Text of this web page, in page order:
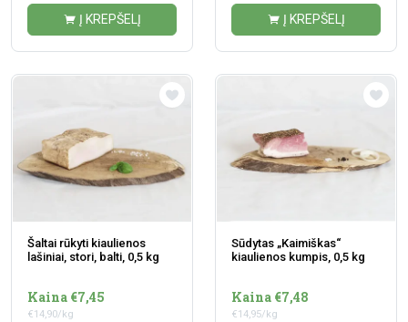
Į KREPŠELĮ Į KREPŠELĮ
Šaltai rūkyti kiaulienos
lašiniai, stori, balti, 0,5 kg
Kaina €7,45
€14,90/kg
Sūdytas „Kaimiškas“
kiaulienos kumpis, 0,5 kg
Kaina €7,48
€14,95/kg